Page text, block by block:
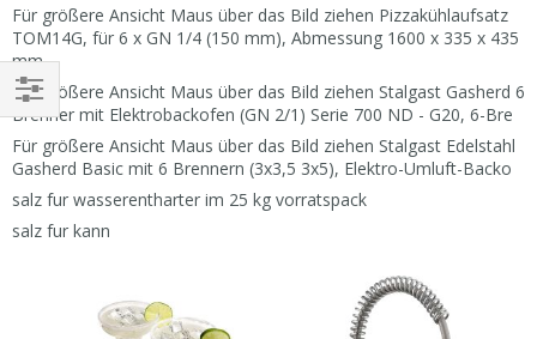
Für größere Ansicht Maus über das Bild ziehen Pizzakühlaufsatz
TOM14G, für 6 x GN 1/4 (150 mm), Abmessung 1600 x 335 x 435
mm
Für größere Ansicht Maus über das Bild ziehen Stalgast Gasherd 6
Brenner mit Elektrobackofen (GN 2/1) Serie 700 ND - G20, 6-Bre
Für größere Ansicht Maus über das Bild ziehen Stalgast Edelstahl
Gasherd Basic mit 6 Brennern (3x3,5 3x5), Elektro-Umluft-Backo
salz fur wasserentharter im 25 kg vorratspack
salz fur kann
EINKAUFEN
NACH